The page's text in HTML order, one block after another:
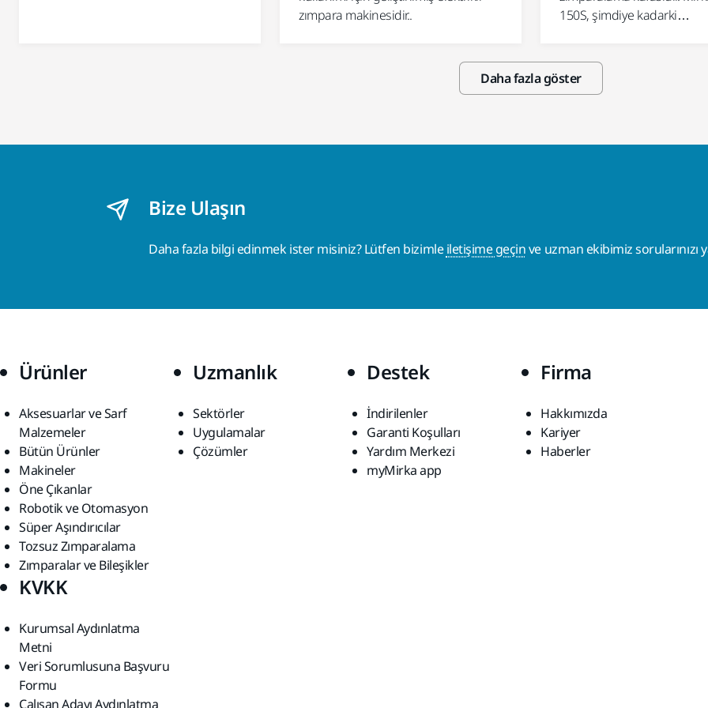
zımpara makinesidir..
150S, şimdiye kadarki…
Daha fazla göster
Bize Ulaşın
Daha fazla bilgi edinmek ister misiniz? Lütfen bizimleiletişime geçinve uzman ekibimiz sorularınızı
Ürünler
Aksesuarlar ve Sarf
Malzemeler
Bütün Ürünler
Makineler
Öne Çıkanlar
Robotik ve Otomasyon
Süper Aşındırıcılar
Tozsuz Zımparalama
Zımparalar ve Bileşikler
Uzmanlık
Sektörler
Uygulamalar
Çözümler
Destek
İndirilenler
Garanti Koşulları
Yardım Merkezi
myMirka app
Firma
Hakkımızda
Kariyer
Haberler
KVKK
Kurumsal Aydınlatma
Metni
Veri Sorumlusuna Başvuru
Formu
Çalışan Adayı Aydınlatma